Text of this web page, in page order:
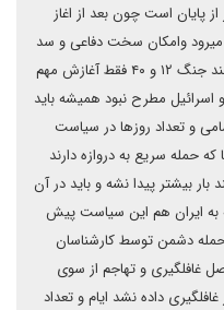
پایان است چون بعد از اغاز
وامکان سخت دفاعی و سد
رزمی را دارد پس سعی می‌کنند ادامه ندهند جنگ ۱۲ و ۴۰ فقط آغازش مهم
اسرائیل مطرح نبود همیشه باید
و تعداد روزها در سیاست
حمله سریع به دروازه دارند
بیشتر پیدا نشه و باید در آن
به ایران هم این سیاست پیش
دشمن توسط کارشناسان
غافلگیری و تهاجم از سوی
داده نشد ایام و تعداد